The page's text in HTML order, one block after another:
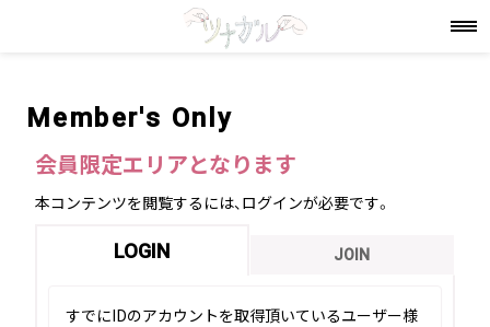
Member's Only
会員限定エリアとなります
本コンテンツを閲覧するには、ログインが必要です。
LOGIN JOIN
すでにIDのアカウントを取得頂いているユーザー様